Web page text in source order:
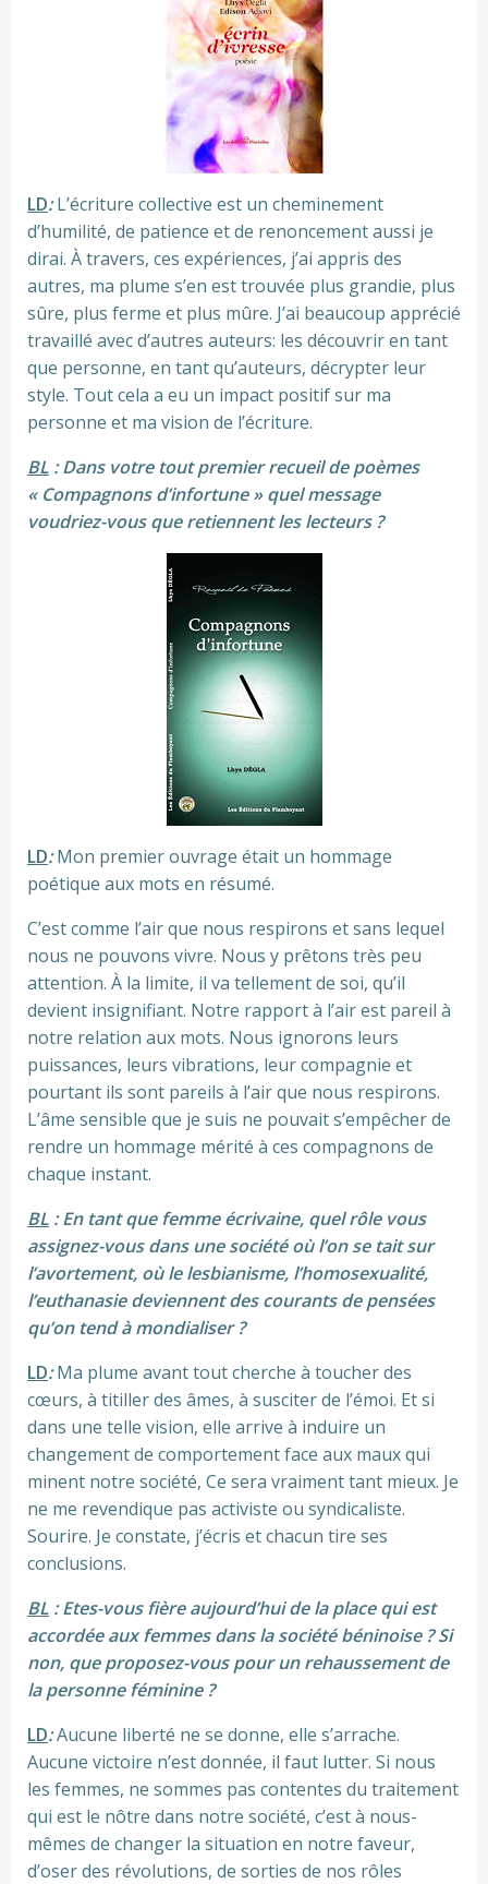
LD:L’écriture collective est un cheminement
d’humilité, de patience et de renoncement aussi je
dirai. À travers, ces expériences, j’ai appris des
autres, ma plume s’en est trouvée plus grandie, plus
sûre, plus ferme et plus mûre. J’ai beaucoup apprécié
travaillé avec d’autres auteurs: les découvrir en tant
que personne, en tant qu’auteurs, décrypter leur
style. Tout cela a eu un impact positif sur ma
personne et ma vision de l’écriture.
BL : Dans votre tout premier recueil de poèmes
« Compagnons d’infortune » quel message
voudriez-vous que retiennent les lecteurs ?
LD:Mon premier ouvrage était un hommage
poétique aux mots en résumé.
C’est comme l’air que nous respirons et sans lequel
nous ne pouvons vivre. Nous y prêtons très peu
attention. À la limite, il va tellement de soi, qu’il
devient insignifiant. Notre rapport à l’air est pareil à
notre relation aux mots. Nous ignorons leurs
puissances, leurs vibrations, leur compagnie et
pourtant ils sont pareils à l’air que nous respirons.
L’âme sensible que je suis ne pouvait s’empêcher de
rendre un hommage mérité à ces compagnons de
chaque instant.
BL : En tant que femme écrivaine, quel rôle vous
assignez-vous dans une société où l’on se tait sur
l’avortement, où le lesbianisme, l’homosexualité,
l’euthanasie deviennent des courants de pensées
qu’on tend à mondialiser ?
LD:Ma plume avant tout cherche à toucher des
cœurs, à titiller des âmes, à susciter de l’émoi. Et si
dans une telle vision, elle arrive à induire un
changement de comportement face aux maux qui
minent notre société, Ce sera vraiment tant mieux. Je
ne me revendique pas activiste ou syndicaliste.
Sourire. Je constate, j’écris et chacun tire ses
conclusions.
BL : Etes-vous fière aujourd’hui de la place qui est
accordée aux femmes dans la société béninoise ? Si
non, que proposez-vous pour un rehaussement de
la personne féminine ?
LD:Aucune liberté ne se donne, elle s’arrache.
Aucune victoire n’est donnée, il faut lutter. Si nous
les femmes, ne sommes pas contentes du traitement
qui est le nôtre dans notre société, c’est à nous-
mêmes de changer la situation en notre faveur,
d’oser des révolutions, de sorties de nos rôles